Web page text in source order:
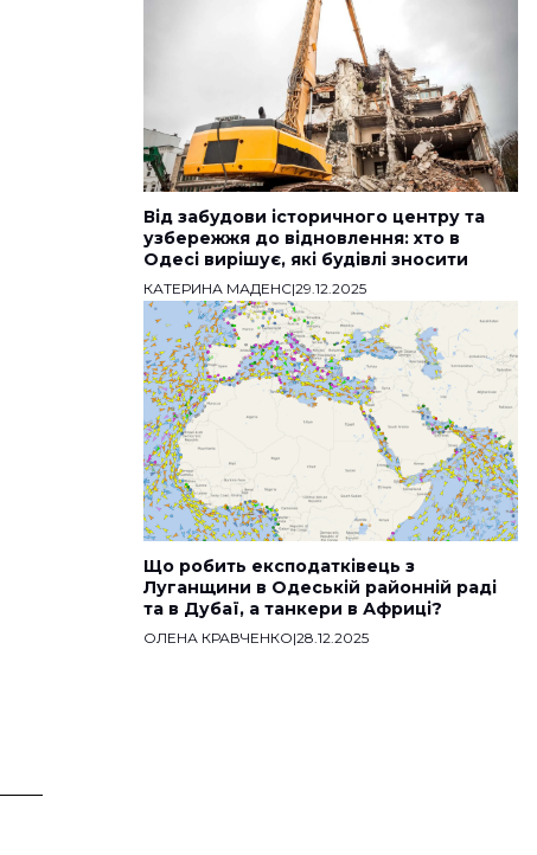
Від забудови історичного центру та
узбережжя до відновлення: хто в
Одесі вирішує, які будівлі зносити
КАТЕРИНА МАДЕНС|29.12.2025
Що робить експодатківець з
Луганщини в Одеській районній раді
та в Дубаї, а танкери в Африці?
ОЛЕНА КРАВЧЕНКО|28.12.2025